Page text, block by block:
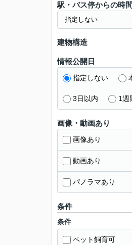
駅・バス停からの時間
建物構造
情報公開日
指定しない
3日以内 1週
画像・動画あり
画像あり
動画あり
パノラマあり
条件
条件
ペット飼育可